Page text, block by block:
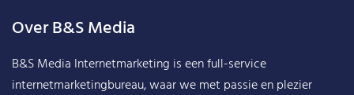
Over B&S Media
B&S Media Internetmarketing is een full-service
internetmarketingbureau, waar we met passie en plezier